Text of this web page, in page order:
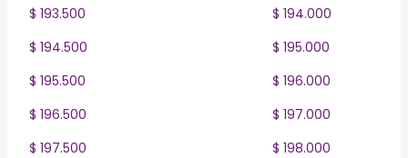
$ 193.500
$ 194.000
$ 194.500
$ 195.000
$ 195.500
$ 196.000
$ 196.500
$ 197.000
$ 197.500
$ 198.000